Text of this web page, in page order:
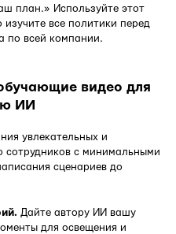
план.» Используйте этот
все политики перед
по всей компании.
видео для
ИИ
увлекательных и
с минимальными
сценариев до
Дайте автору ИИ вашу
для освещения и